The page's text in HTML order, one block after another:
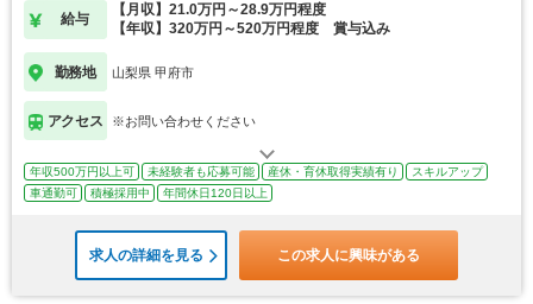
給与
【月収】21.0万円～28.9万円程度
【年収】320万円～520万円程度 賞与込み
勤務地 山梨県 甲府市
アクセス ※お問い合わせください
年収500万円以上可 未経験者も応募可能 産休・育休取得実績有り
スキルアップ
車通勤可
積極採用中 年間休日120日以上
求人の詳細を見る この求人に興味がある